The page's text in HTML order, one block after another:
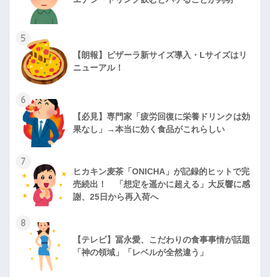
5
【朗報】ピザーラ新サイズ導入・Lサイズはリ
ニューアル！
6
【必見】専門家「疲労回復に栄養ドリンクは効
果なし」→本当に効く食品がこれらしい
7
ヒカキン麦茶「ONICHA」が記録的ヒットで完
売続出！ 「想定を遥かに超える」大反響に感
謝、25日から再入荷へ
8
【テレビ】冨永愛、こだわりの食事事情が話題
「神の領域」「レベルが全然違う」